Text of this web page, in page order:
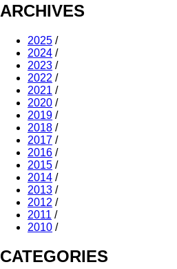
ARCHIVES
2025 /
2024 /
2023 /
2022 /
2021 /
2020 /
2019 /
2018 /
2017 /
2016 /
2015 /
2014 /
2013 /
2012 /
2011 /
2010 /
CATEGORIES